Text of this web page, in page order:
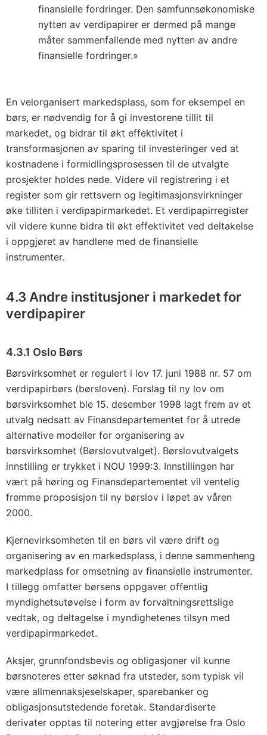
finansielle fordringer. Den samfunnsøkonomiske
nytten av verdipapirer er dermed på mange
måter sammenfallende med nytten av andre
finansielle fordringer.»
En velorganisert markedsplass, som for eksempel en
børs, er nødvendig for å gi investorene tillit til
markedet, og bidrar til økt effektivitet i
transformasjonen av sparing til investeringer ved at
kostnadene i formidlingsprosessen til de utvalgte
prosjekter holdes nede. Videre vil registrering i et
register som gir rettsvern og legitimasjonsvirkninger
øke tilliten i verdipapirmarkedet. Et verdipapirregister
vil videre kunne bidra til økt effektivitet ved deltakelse
i oppgjøret av handlene med de finansielle
instrumenter.
4.3 Andre institusjoner i markedet for
verdipapirer
4.3.1 Oslo Børs
Børsvirksomhet er regulert i lov 17. juni 1988 nr. 57 om
verdipapirbørs (børsloven). Forslag til ny lov om
børsvirksomhet ble 15. desember 1998 lagt frem av et
utvalg nedsatt av Finansdepartementet for å utrede
alternative modeller for organisering av
børsvirksomhet (Børslovutvalget). Børslovutvalgets
innstilling er trykket i NOU 1999:3. Innstillingen har
vært på høring og Finansdepartementet vil ventelig
fremme proposisjon til ny børslov i løpet av våren
2000.
Kjernevirksomheten til en børs vil være drift og
organisering av en markedsplass, i denne sammenheng
markedplass for omsetning av finansielle instrumenter.
I tillegg omfatter børsens oppgaver offentlig
myndighetsutøvelse i form av forvaltningsrettslige
vedtak, og deltagelse i myndighetenes tilsyn med
verdipapirmarkedet.
Aksjer, grunnfondsbevis og obligasjoner vil kunne
børsnoteres etter søknad fra utsteder, som typisk vil
være allmennaksjeselskaper, sparebanker og
obligasjonsutstedende foretak. Standardiserte
derivater opptas til notering etter avgjørelse fra Oslo